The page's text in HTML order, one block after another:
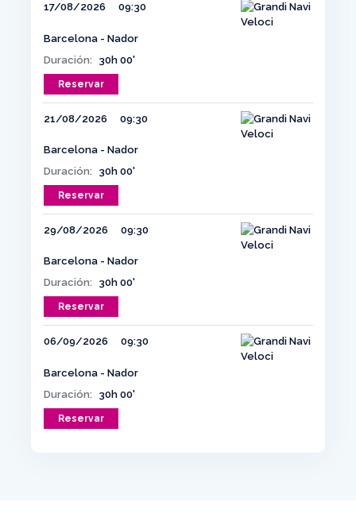
17/08/2026 09:30
Barcelona - Nador
Duración:
30h 00'
Reservar
21/08/2026 09:30
Barcelona - Nador
Duración:
30h 00'
Reservar
29/08/2026 09:30
Barcelona - Nador
Duración:
30h 00'
Reservar
06/09/2026 09:30
Barcelona - Nador
Duración:
30h 00'
Reservar